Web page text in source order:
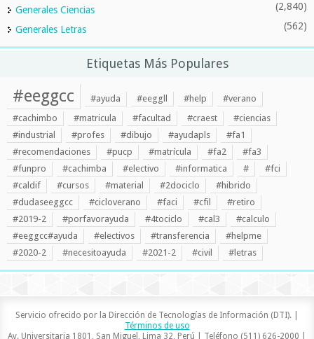
Generales Ciencias (2,840)
Generales Letras (562)
Etiquetas Más Populares
#eeggcc #ayuda #eeggll #help
#verano
#cachimbo
#matricula #facultad #craest
#ciencias
#industrial
#profes #dibujo #ayudapls
#fa1
#recomendaciones
#pucp #matrícula #fa2
#fa3
#funpro
#cachimba #electivo #informatica #
#fci
#caldif
#cursos #material #2dociclo
#hibrido
#dudaseeggcc
#cicloverano #faci #cfil
#retiro
#2019-2
#porfavorayuda #4tociclo #cal3
#calculo
#eeggcc#ayuda
#electivos #transferencia
#helpme
#2020-2
#necesitoayuda #2021-2 #civil #letras
Servicio ofrecido por la Dirección de Tecnologías de Información (DTI). |
Términos de uso
Av. Universitaria 1801, San Miguel, Lima 32, Perú | Teléfono (511) 626-2000 |